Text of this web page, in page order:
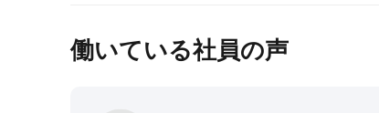
働いている社員の声